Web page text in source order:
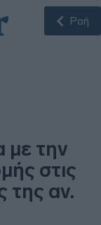
Ροή
με την
στις
της αν.